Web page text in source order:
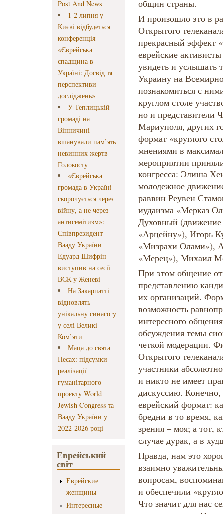
Post And News
1-2 липня у
Києві відбудеться
конференція
«Єврейська
спадщина в
Україні: Досвід та
перспективи
досліджень»
У Теплицькій
громаді на
Вінничині
вшанували пам’ять
невинних жертв
Голокосту
«Єврейська
громада в Україні
скорочується через
війну, а не через
антисемітизм»:
Співпрезидент
Вааду України
Едуард Шифрін
виступив на сесії
ВЄК у Женеві
На Закарпатті
відновлять
унікальну синагогу
у селі Великі
Ком’яти
Маца до свята
Песах: підсумки
реалізації
гуманітарного
проєкту World
Jewish Congress та
Вааду України у
2022-2026 році
Еврейський
світ
Еврейские
женщины
Интересные
общин страны.
И произошло это в
Открытого
прекрасный эффект
еврейские
увидеть и услышать
Украину на
познакомиться с
круглом столе
но и представители
Мариуполя, других
формат «круглого
мнениями в
мероприятии
конгресса: Элиша
молодежное
раввин Реувен
иудаизма «Мерказ
Духовный (движение
«Арцейну»), Игорь
«Мизрахи Олами»),
«Мерец»), Михаил
При этом общение
представлению
их организаций.
возможность
интересного
обсуждения темы
четкой модерации.
Открытого
участники
и никто не имеет
дискуссию.
еврейский формат:
бредни в то время,
зрения – моя; а тот,
случае дурак, а в
Правда, нам это
взаимно
вопросам,
и обеспечили
Что значит для нас